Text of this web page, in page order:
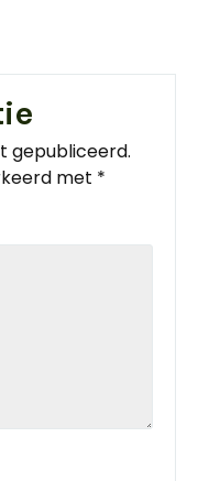
gepubliceerd.
met *